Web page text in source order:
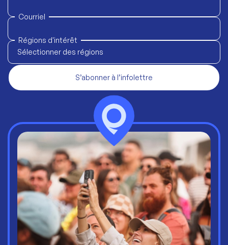
Courriel
Régions d'intérêt
Sélectionner des régions
S’abonner à l’infolettre